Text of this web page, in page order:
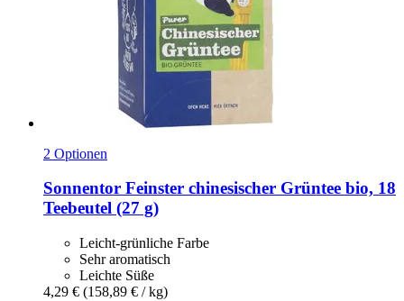
2 Optionen
Sonnentor Feinster chinesischer Grüntee bio, 18
Teebeutel (27 g)
Leicht-grünliche Farbe
Sehr aromatisch
Leichte Süße
4,29 € (158,89 € / kg)